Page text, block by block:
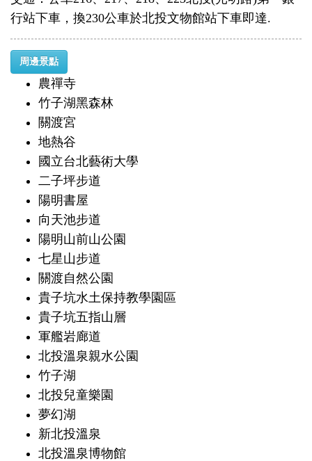
行站下車，換230公車於北投文物館站下車即達.
周邊景點
農禪寺
竹子湖黑森林
關渡宮
地熱谷
國立台北藝術大學
二子坪步道
陽明書屋
向天池步道
陽明山前山公園
七星山步道
關渡自然公園
貴子坑水土保持教學園區
貴子坑五指山層
軍艦岩廊道
北投溫泉親水公園
竹子湖
北投兒童樂園
夢幻湖
新北投溫泉
北投溫泉博物館